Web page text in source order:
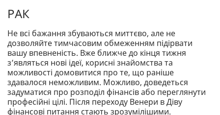
РАК
Не всі бажання збуваються миттєво, але не
дозволяйте тимчасовим обмеженням підірвати
вашу впевненість. Вже ближче до кінця тижня
з’являться нові ідеї, корисні знайомства та
можливості домовитися про те, що раніше
здавалося неможливим. Можливо, доведеться
задуматися про розподіл фінансів або переглянути
професійні цілі. Після переходу Венери в Діву
фінансові питання стають зрозумілішими.